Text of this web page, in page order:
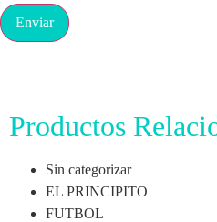
Productos
Sin categorizar
EL PRINCIPITO
FUTBOL